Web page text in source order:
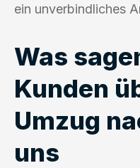
ein unverbindliches
Was
Kunden
Umzug
uns